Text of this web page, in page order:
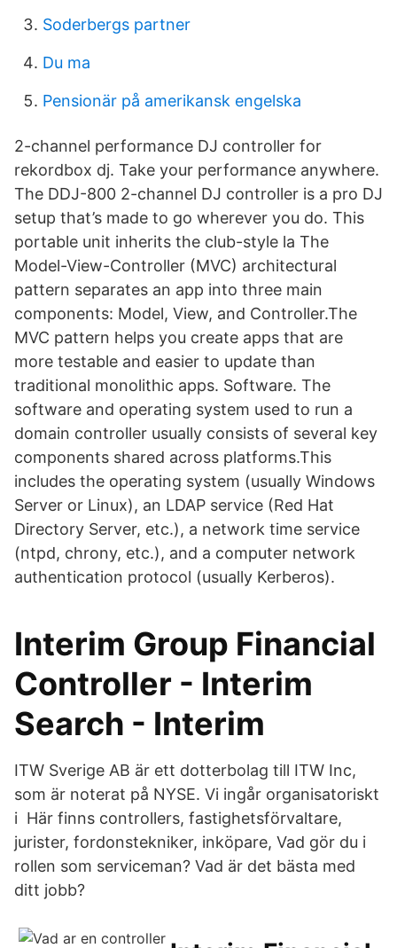
Soderbergs partner
Du ma
Pensionär på amerikansk engelska
2-channel performance DJ controller for
rekordbox dj. Take your performance anywhere.
The DDJ-800 2-channel DJ controller is a pro DJ
setup that’s made to go wherever you do. This
portable unit inherits the club-style la The
Model-View-Controller (MVC) architectural
pattern separates an app into three main
components: Model, View, and Controller.The
MVC pattern helps you create apps that are
more testable and easier to update than
traditional monolithic apps. Software. The
software and operating system used to run a
domain controller usually consists of several key
components shared across platforms.This
includes the operating system (usually Windows
Server or Linux), an LDAP service (Red Hat
Directory Server, etc.), a network time service
(ntpd, chrony, etc.), and a computer network
authentication protocol (usually Kerberos).
Interim Group Financial
Controller - Interim
Search - Interim
ITW Sverige AB är ett dotterbolag till ITW Inc,
som är noterat på NYSE. Vi ingår organisatoriskt
i Här finns controllers, fastighetsförvaltare,
jurister, fordonstekniker, inköpare, Vad gör du i
rollen som serviceman? Vad är det bästa med
ditt jobb?